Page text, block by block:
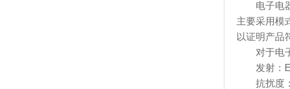
电子电器
主要采用模
以证明产品
对于电子
发射：EN
抗扰度：